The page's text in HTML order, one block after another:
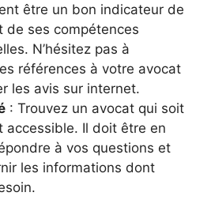
être un bon indicateur de
de ses compétences
N’hésitez pas à
références à votre avocat
les avis sur internet.
: Trouvez un avocat qui soit
accessible. Il doit être en
à vos questions et
les informations dont